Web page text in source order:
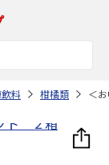
料 柑橘類 ＜